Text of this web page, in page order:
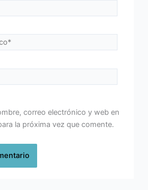
correo electrónico y web en
la próxima vez que comente.